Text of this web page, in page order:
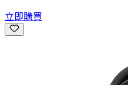
立即購買